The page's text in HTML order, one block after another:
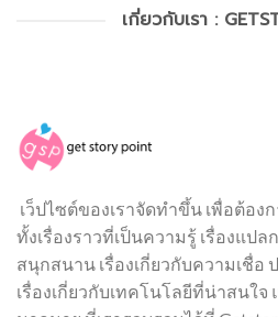
เกี่ยวกับเรา :
เว็ปไซต์ของเราจัดทำขึ้น เพื่อต้อง
ทั้งเรื่องราวที่เป็นความรู้ เรื่องแปล
สนุกสนาน เรื่องเกี่ยวกับความเชื่
เรื่องเกี่ยวกับเทคโนโลยีที่น่าสนใจ